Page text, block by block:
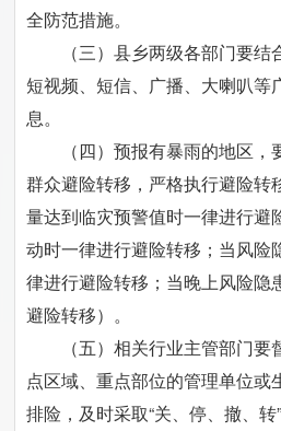
全防范措施。
（三）县乡两级各部门要结
短视频、短信、广播、大喇叭等
息。
（四）预报有暴雨的地区
群众避险转移，严格执行避险转
量达到临灾预警值时一律进行避
动时一律进行避险转移；当风险
律进行避险转移；当晚上风险隐
避险转移）。
（五）相关行业主管部门
点区域、重点部位的管理单位或
排险，及时采取“关、停、撤、转